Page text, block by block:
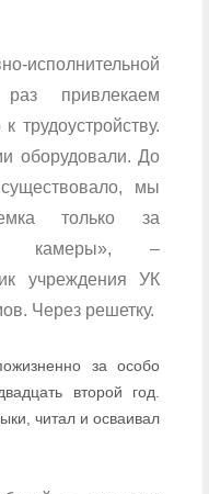
привлекаем
трудоустройству.
оборудовали. До
мы
только за
камеры», –
учреждения УК
Через решетку.
за особо
второй год.
читал и осваивал